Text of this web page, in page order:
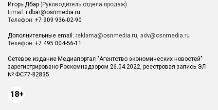
Игорь Дбар (Руководитель отдела продаж)
Email: i.dbar@osnmedia.ru
Телефон: +7 909 936-02-90
Дополнительные email: reklama@osnmedia.ru, adv@osnmedia.ru
Телефон: +7 495 004-56-11
Сетевое издание Медиапортал "Агентство экономических новостей"
зарегистрировано Роскомнадзором 26.04.2022, реестровая запись ЭЛ
№ ФС77-82835.
18+